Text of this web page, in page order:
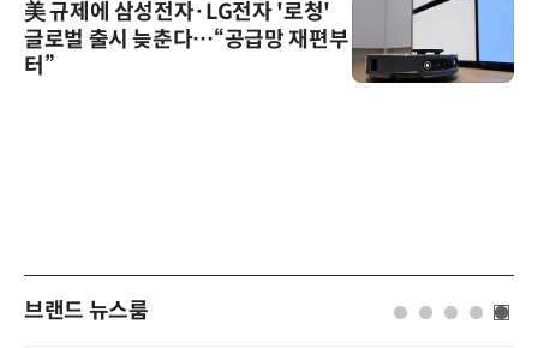
美 규제에 삼성전자·LG전자 '로청'
글로벌 출시 늦춘다…“공급망 재편부
터”
브랜드 뉴스룸